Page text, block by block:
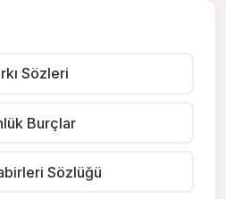
Sözleri
Burçlar
Sözlüğü